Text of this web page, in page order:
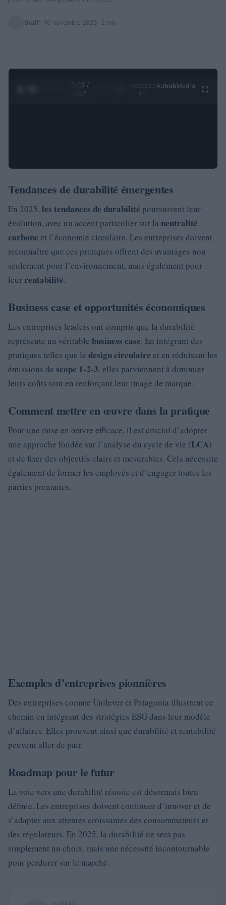
Staff · 10 novembre 2025 · 2 min
0:28 /
4:27
Ad hubMedia
Tendances de durabilité émergentes
En 2025, les tendances de durabilité poursuivent leur
évolution, avec un accent particulier sur la neutralité
carbone et l’économie circulaire. Les entreprises doivent
reconnaître que ces pratiques offrent des avantages non
seulement pour l’environnement, mais également pour
leur rentabilité.
Business case et opportunités économiques
Les entreprises leaders ont compris que la durabilité
représente un véritable business case. En intégrant des
pratiques telles que le design circulaire et en réduisant les
émissions de scope 1-2-3, elles parviennent à diminuer
leurs coûts tout en renforçant leur image de marque.
Comment mettre en œuvre dans la pratique
Pour une mise en œuvre efficace, il est crucial d’adopter
une approche fondée sur l’analyse du cycle de vie (LCA)
et de fixer des objectifs clairs et mesurables. Cela nécessite
également de former les employés et d’engager toutes les
parties prenantes.
Exemples d’entreprises pionnières
Des entreprises comme Unilever et Patagonia illustrent ce
chemin en intégrant des stratégies ESG dans leur modèle
d’affaires. Elles prouvent ainsi que durabilité et rentabilité
peuvent aller de pair.
Roadmap pour le futur
La voie vers une durabilité réussie est désormais bien
définie. Les entreprises doivent continuer d’innover et de
s’adapter aux attentes croissantes des consommateurs et
des régulateurs. En 2025, la durabilité ne sera pas
simplement un choix, mais une nécessité incontournable
pour perdurer sur le marché.